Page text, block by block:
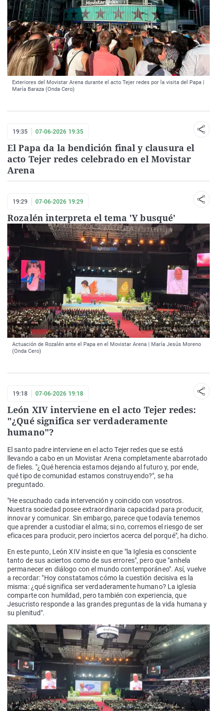
Exteriores del Movistar Arena durante el acto Tejer redes por la visita del Papa |
María Baraza (Onda Cero)
19:35 07-06-2026 19:35
El Papa da la bendición final y clausura el
acto Tejer redes celebrado en el Movistar
Arena
19:29 07-06-2026 19:29
Rozalén interpreta el tema 'Y busqué'
Actuación de Rozalén ante el Papa en el Movistar Arena | María Jesús Moreno
(Onda Cero)
19:18 07-06-2026 19:18
León XIV interviene en el acto Tejer redes:
"¿Qué significa ser verdaderamente
humano"?
El santo padre interviene en el acto Tejer redes que se está
llevando a cabo en un Movistar Arena completamente abarrotado
de fieles. "¿Qué herencia estamos dejando al futuro y, por ende,
qué tipo de comunidad estamos construyendo?", se ha
preguntado.
"He escuchado cada intervención y coincido con vosotros.
Nuestra sociedad posee extraordinaria capacidad para producir,
innovar y comunicar. Sin embargo, parece que todavía tenemos
que aprender a custodiar el alma; si no, corremos el riesgo de ser
eficaces para producir, pero inciertos acerca del porqué", ha dicho.
En este punto, León XIV insiste en que "la Iglesia es consciente
tanto de sus aciertos como de sus errores", pero que "anhela
permanecer en diálogo con el mundo contemporáneo". Así, vuelve
a recordar: "Hoy constatamos cómo la cuestión decisiva es la
misma: ¿qué significa ser verdaderamente humano? La iglesia
comparte con humildad, pero también con experiencia, que
Jesucristo responde a las grandes preguntas de la vida humana y
su plenitud".